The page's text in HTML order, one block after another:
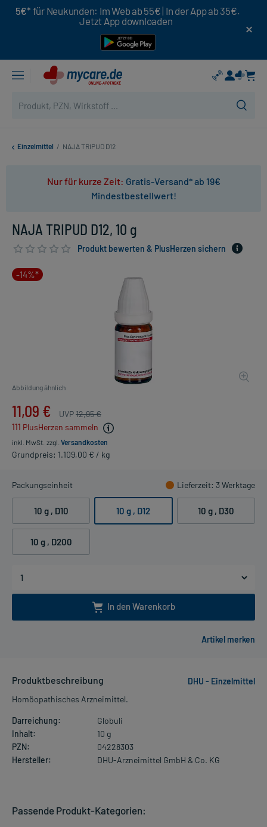
5€* für Neukunden: Im Web ab 55€ | In der App ab 35€.
Jetzt App downloaden
Einzelmittel / NAJA TRIPUD D12
Nur für kurze Zeit: Gratis-Versand* ab 19€
Mindestbestellwert!
NAJA TRIPUD D12, 10 g
Produkt bewerten & PlusHerzen sichern
-14%*
Abbildung ähnlich
11,09 € UVP12,95 €
111 PlusHerzen sammeln
inkl. MwSt. zzgl. Versandkosten
Grundpreis: 1.109,00 € / kg
Packungseinheit Lieferzeit: 3 Werktage
10 g , D10 10 g , D12 10 g , D30
10 g , D200
In den Warenkorb
Produktbeschreibung
DHU - Einzelmittel
Homöopathisches Arzneimittel.
Darreichung:
Globuli
Inhalt:
10 g
PZN:
04228303
Hersteller:
DHU-Arzneimittel GmbH & Co. KG
Passende Produkt-Kategorien: